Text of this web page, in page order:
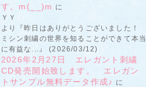
す。m(__)m に
ＹＹ
より『昨日はありがとうございました！
ミシン刺繍の世界を知ることができて本当
に有益な...』 (2026/03/12)
2026年2月27日 エレガント刺繍
CD発売開始致します。 エレガン
トサンプル無料データ作成♪ に